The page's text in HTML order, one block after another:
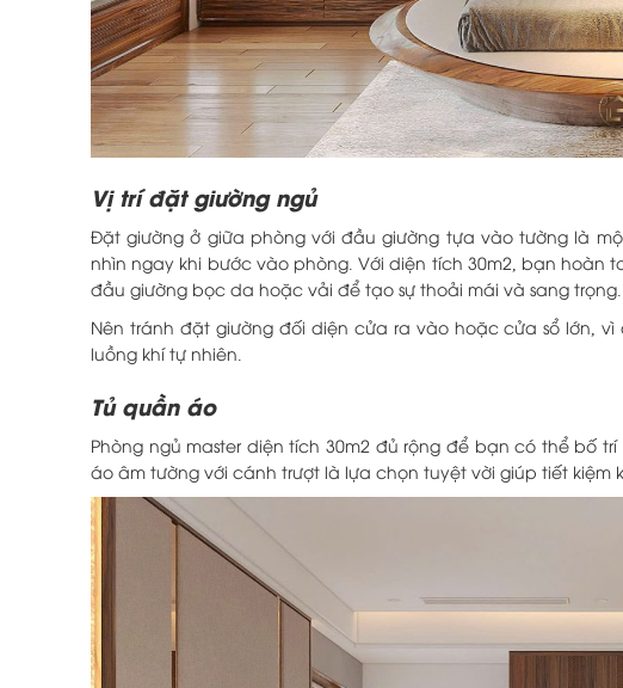
Vị trí đặt giường ngủ
Đặt giường ở giữa phòng với đầu giường tựa vào tường là
nhìn ngay khi bước vào phòng. Với diện tích 30m2, bạn hoàn
đầu giường bọc da hoặc vải để tạo sự thoải mái và sang trọng.
Nên tránh đặt giường đối diện cửa ra vào hoặc cửa sổ lớn,
luồng khí tự nhiên.
Tủ quần áo
Phòng ngủ master diện tích 30m2 đủ rộng để bạn có thể bố
áo âm tường với cánh trượt là lựa chọn tuyệt vời giúp tiết kiệm